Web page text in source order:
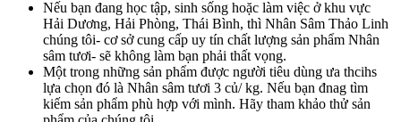
Nếu bạn đang học tập, sinh sống hoặc làm việc ở khu vực
Hải Dương, Hải Phòng, Thái Bình, thì Nhân Sâm Thảo Linh
chúng tôi- cơ sở cung cấp uy tín chất lượng sản phẩm Nhân
sâm tươi- sẽ không làm bạn phải thất vọng.
Một trong những sản phẩm được người tiêu dùng ưa thcihs
lựa chọn đó là Nhân sâm tươi 3 củ/ kg. Nếu bạn đnag tìm
kiếm sản phẩm phù hợp với mình. Hãy tham khảo thử sản